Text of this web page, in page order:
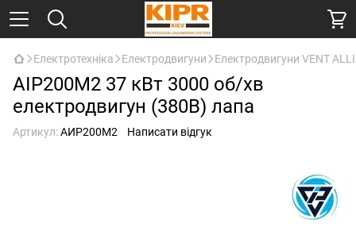
Електротехніка Електродвигуни Електродвигуни VENT
АІР200М2 37 кВт 3000 об/хв
електродвигун (380В) лапа
Артикул:АИР200M2 Написати відгук